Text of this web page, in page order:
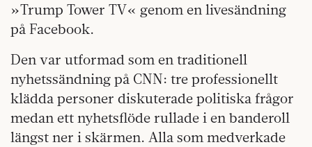
»Trump Tower TV« genom en livesändning
på Facebook.
Den var utformad som en traditionell
nyhetssändning på CNN: tre professionellt
klädda personer diskuterade politiska frågor
medan ett nyhetsflöde rullade i en banderoll
längst ner i skärmen. Alla som medverkade